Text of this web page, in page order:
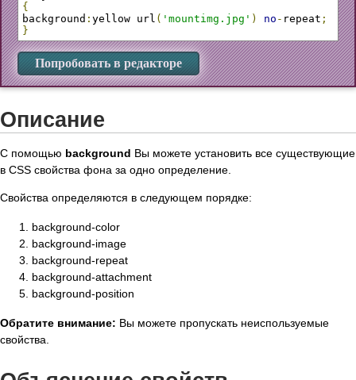
{
background : yellow url ( 'mountimg.jpg' ) no - repeat ;
}
Попробовать в редакторе
Описание
С помощью background Вы можете установить все существующие
в CSS свойства фона за одно определение.
Свойства определяются в следующем порядке:
background-color
background-image
background-repeat
background-attachment
background-position
Обратите внимание: Вы можете пропускать неиспользуемые
свойства.